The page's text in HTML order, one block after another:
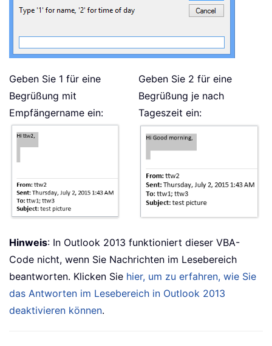
Geben Sie 1 für eine
Begrüßung mit
Empfängername ein:
Geben Sie 2 für eine
Begrüßung je nach
Tageszeit ein:
Hinweis: In Outlook 2013 funktioniert dieser VBA-
Code nicht, wenn Sie Nachrichten im Lesebereich
beantworten. Klicken Sie hier, um zu erfahren, wie Sie
das Antworten im Lesebereich in Outlook 2013
deaktivieren können.